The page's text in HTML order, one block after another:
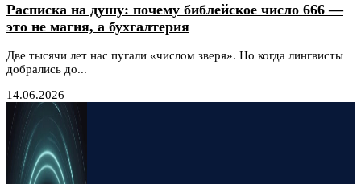
Расписка на душу: почему библейское число 666 —
это не магия, а бухгалтерия
Две тысячи лет нас пугали «числом зверя». Но когда лингвисты
добрались до...
14.06.2026